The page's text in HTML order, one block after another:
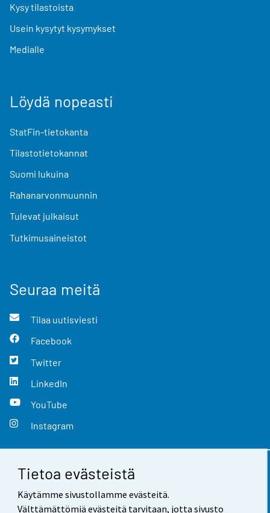
Tietoa evästeistä
Käytämme sivustollamme evästeitä.
Välttämättömiä evästeitä tarvitaan, jotta sivusto
Kysy tilastoista
Usein kysytyt kysymykset
Medialle
Löydä nopeasti
StatFin-tietokanta
Tilastotietokannat
Suomi lukuina
Rahanarvonmuunnin
Tulevat julkaisut
Tutkimusaineistot
Seuraa meitä
Tilaa uutisviesti
Facebook
Twitter
LinkedIn
YouTube
Instagram
Yhteystiedot
Palaute